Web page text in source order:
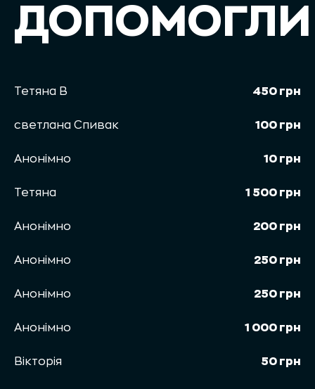
ДОПОМОГЛИ
Тетяна В 450 грн
светлана Спивак 100 грн
Анонімно 10 грн
Тетяна 1 500 грн
Анонімно 200 грн
Анонімно 250 грн
Анонімно 250 грн
Анонімно 1 000 грн
Вікторія 50 грн